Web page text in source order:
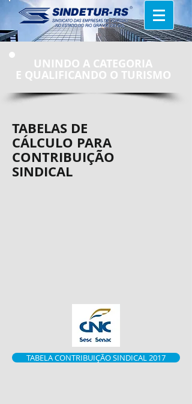
UNINDO A CATEGORIA
E QUALIFICANDO O TURISMO
TABELAS DE
CÁLCULO PARA
CONTRIBUIÇÃO
SINDICAL
TABELA CONTRIBUIÇÃO SINDICAL 2017